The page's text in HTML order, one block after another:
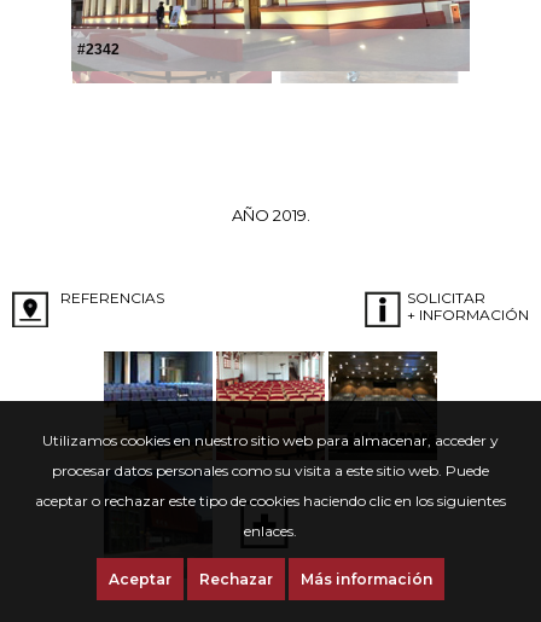
Utilizamos cookies en nuestro sitio web para almacenar, acceder y
procesar datos personales como su visita a este sitio web. Puede
aceptar o rechazar este tipo de cookies haciendo clic en los siguientes
enlaces.
Aceptar Rechazar Más información
#2342
AÑO 2019.
REFERENCIAS
SOLICITAR
+ INFORMACIÓN